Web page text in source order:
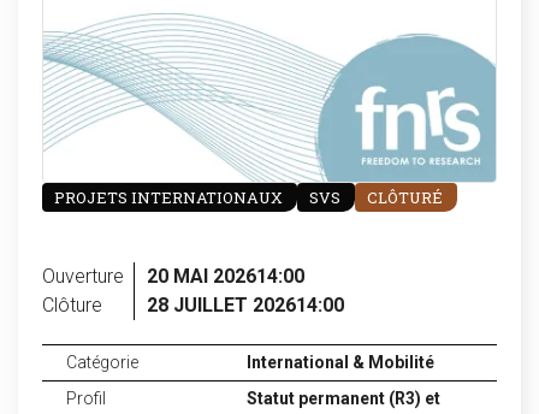
PROJETS INTERNATIONAUX SVS CLÔTURÉ
Ouverture 20 MAI 202614:00
Clôture
28 JUILLET 202614:00
Catégorie
International & Mobilité
Profil
Statut permanent (R3) et